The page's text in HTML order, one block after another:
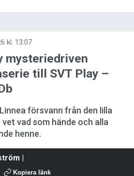
kl. 13:07
mysteriedriven
till SVT Play –
försvann från den lilla
vet vad som hände och alla
henne.
|
Kopiera länk